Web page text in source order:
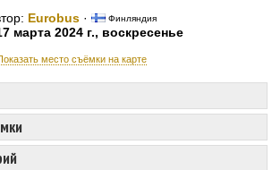
Eurobus · Финляндия
марта 2024 г., воскресенье
место съёмки на карте